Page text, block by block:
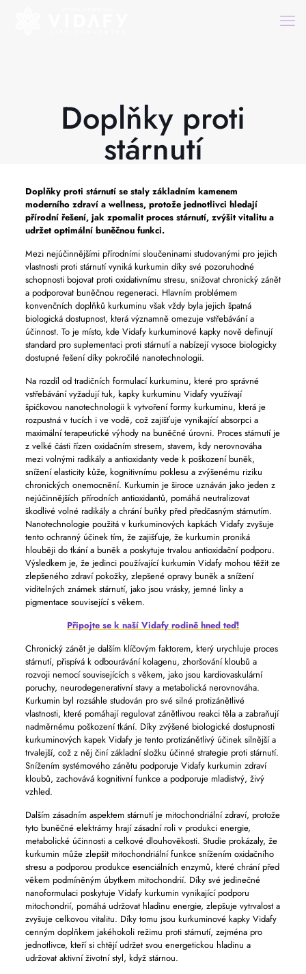
Doplňky proti
stárnutí
Doplňky proti stárnutíse staly základním kamenem
moderního zdraví a wellness, protože jednotlivci hledají
přírodní řešení, jak zpomalit proces stárnutí, zvýšit vitalitu a
udržet optimální buněčnou funkci.
Mezi nejúčinnějšími přírodními sloučeninami studovanými pro jejich
vlastnosti proti stárnutí vyniká kurkumin díky své pozoruhodné
schopnosti bojovat proti oxidativnímu stresu, snižovat chronický zánět
a podporovat buněčnou regeneraci. Hlavním problémem
konvenčních doplňků kurkuminu však vždy byla jejich špatná
biologická dostupnost, která významně omezuje vstřebávání a
účinnost. To je místo, kde Vidafy kurkuminové kapky nově definují
standard pro suplementaci proti stárnutí a nabízejí vysoce biologicky
dostupné řešení díky pokročilé nanotechnologii.
Na rozdíl od tradičních formulací kurkuminu, které pro správné
vstřebávání vyžadují tuk, kapky kurkuminu Vidafy využívají
špičkovou nanotechnologii k vytvoření formy kurkuminu, která je
rozpustná v tucích i ve vodě, což zajišťuje vynikající absorpci a
maximální terapeutické výhody na buněčné úrovni. Proces stárnutí je
z velké části řízen oxidačním stresem, stavem, kdy nerovnováha
mezi volnými radikály a antioxidanty vede k poškození buněk,
snížení elasticity kůže, kognitivnímu poklesu a zvýšenému riziku
chronických onemocnění. Kurkumin je široce uznáván jako jeden z
nejúčinnějších přírodních antioxidantů, pomáhá neutralizovat
škodlivé volné radikály a chrání buňky před předčasným stárnutím.
Nanotechnologie použitá v kurkuminových kapkách Vidafy zvyšuje
tento ochranný účinek tím, že zajišťuje, že kurkumin proniká
hlouběji do tkání a buněk a poskytuje trvalou antioxidační podporu.
Výsledkem je, že jedinci používající kurkumin Vidafy mohou těžit ze
zlepšeného zdraví pokožky, zlepšené opravy buněk a snížení
viditelných známek stárnutí, jako jsou vrásky, jemné linky a
pigmentace související s věkem.
Připojte se k naší Vidafy rodině hned teď!
Chronický zánět je dalším klíčovým faktorem, který urychluje proces
stárnutí, přispívá k odbourávání kolagenu, zhoršování kloubů a
rozvoji nemocí souvisejících s věkem, jako jsou kardiovaskulární
poruchy, neurodegenerativní stavy a metabolická nerovnováha.
Kurkumin byl rozsáhle studován pro své silné protizánětlivé
vlastnosti, které pomáhají regulovat zánětlivou reakci těla a zabraňují
nadměrnému poškození tkání. Díky zvýšené biologické dostupnosti
kurkuminových kapek Vidafy je tento protizánětlivý účinek silnější a
trvalejší, což z něj činí základní složku účinné strategie proti stárnutí.
Snížením systémového zánětu podporuje Vidafy kurkumin zdraví
kloubů, zachovává kognitivní funkce a podporuje mladistvý, živý
vzhled.
Dalším zásadním aspektem stárnutí je mitochondriální zdraví, protože
tyto buněčné elektrárny hrají zásadní roli v produkci energie,
metabolické účinnosti a celkové dlouhověkosti. Studie prokázaly, že
kurkumin může zlepšit mitochondriální funkce snížením oxidačního
stresu a podporou produkce esenciálních enzymů, které chrání před
věkem podmíněným úbytkem mitochondrií. Díky své jedinečné
nanoformulaci poskytuje Vidafy kurkumin vynikající podporu
mitochondrií, pomáhá udržovat hladinu energie, zlepšuje vytrvalost a
zvyšuje celkovou vitalitu. Díky tomu jsou kurkuminové kapky Vidafy
cenným doplňkem jakéhokoli režimu proti stárnutí, zejména pro
jednotlivce, kteří si chtějí udržet svou energetickou hladinu a
udržovat aktivní životní styl, když stárnou.